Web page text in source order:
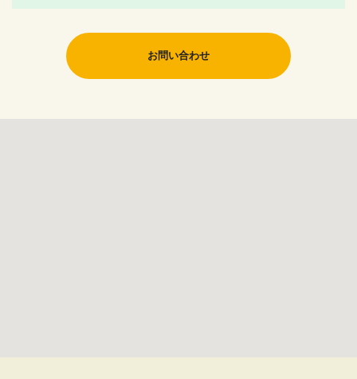
お問い合わせ